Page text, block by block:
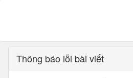
Thông báo lỗi bài viết